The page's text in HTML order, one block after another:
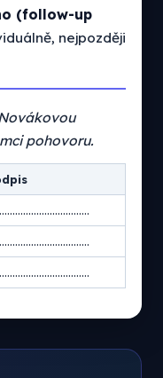
(follow-up
nejpozději
pohovoru.